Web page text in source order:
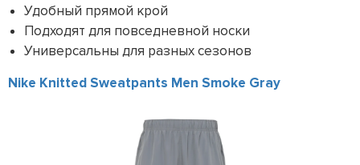
Удобный прямой крой
Подходят для повседневной носки
Универсальны для разных сезонов
Nike Knitted Sweatpants Men Smoke Gray